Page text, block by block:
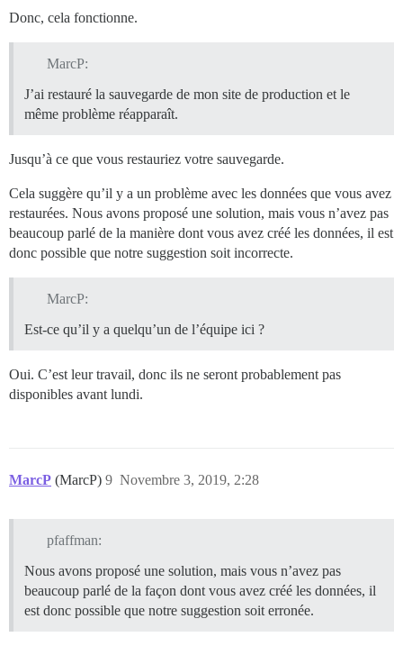
Donc, cela fonctionne.
MarcP:
J’ai restauré la sauvegarde de mon site de production et le
même problème réapparaît.
Jusqu’à ce que vous restauriez votre sauvegarde.
Cela suggère qu’il y a un problème avec les données que vous avez
restaurées. Nous avons proposé une solution, mais vous n’avez pas
beaucoup parlé de la manière dont vous avez créé les données, il est
donc possible que notre suggestion soit incorrecte.
MarcP:
Est-ce qu’il y a quelqu’un de l’équipe ici ?
Oui. C’est leur travail, donc ils ne seront probablement pas
disponibles avant lundi.
MarcP (MarcP) Novembre 3, 2019, 2:28
9
pfaffman:
Nous avons proposé une solution, mais vous n’avez pas
beaucoup parlé de la façon dont vous avez créé les données, il
est donc possible que notre suggestion soit erronée.